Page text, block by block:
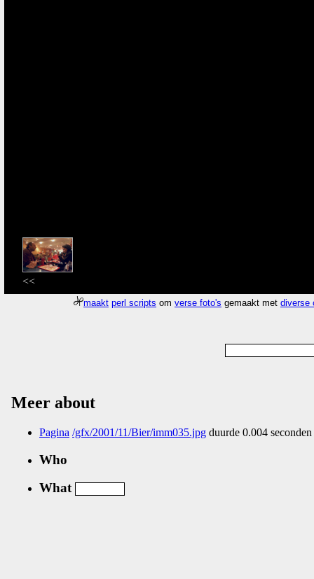
<<
maakt perl scripts omverse foto's gemaakt metdiverse
Meer about
Pagina /gfx/2001/11/Bier/imm035.jpg duurde 0.004
Who
What